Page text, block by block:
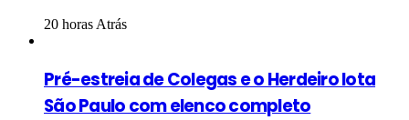
20 horas Atrás
Pré-estreia de Colegas e o Herdeiro lota
São Paulo com elenco completo